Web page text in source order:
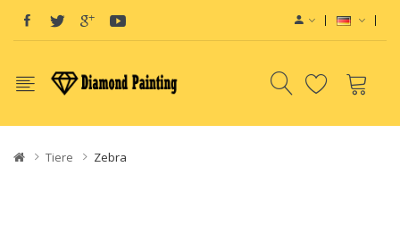
Tiere Zebra